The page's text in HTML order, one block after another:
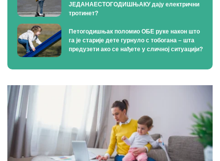
ЈЕДАНАЕСТОГОДИШЊАКУ дају електрични
тротинет?
Петогодишњак поломио ОБЕ руке након што
га је старије дете гурнуло с тобогана – шта
предузети ако се нађете у сличној ситуацији?